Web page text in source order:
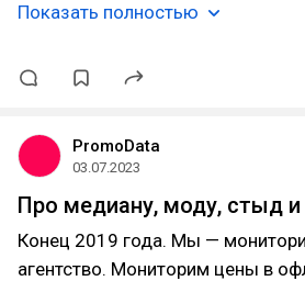
Показать полностью
PromoData
03.07.2023
Про медиану, моду, стыд и
Конец 2019 года. Мы —
агентство. Мониторим цены в